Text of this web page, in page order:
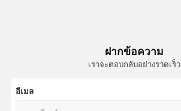
ฝากข้อความ
เราจะตอบกลับอย่างรวดเร็ว
อีเมล